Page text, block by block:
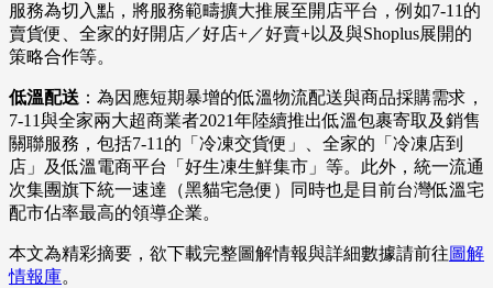
服務為切入點，將服務範疇擴大推展至開店平台，例如7-11的
賣貨便、全家的好開店／好店+／好賣+以及與Shoplus展開的
策略合作等。
低溫配送 ：為因應短期暴增的低溫物流配送與商品採購需求，
7-11與全家兩大超商業者2021年陸續推出低溫包裹寄取及銷售
關聯服務，包括7-11的「冷凍交貨便」、全家的「冷凍店到
店」及低溫電商平台「好生凍生鮮集市」等。此外，統一流通
次集團旗下統一速達（黑貓宅急便）同時也是目前台灣低溫宅
配市佔率最高的領導企業。
本文為精彩摘要，欲下載完整圖解情報與詳細數據請前往圖解
情報庫。